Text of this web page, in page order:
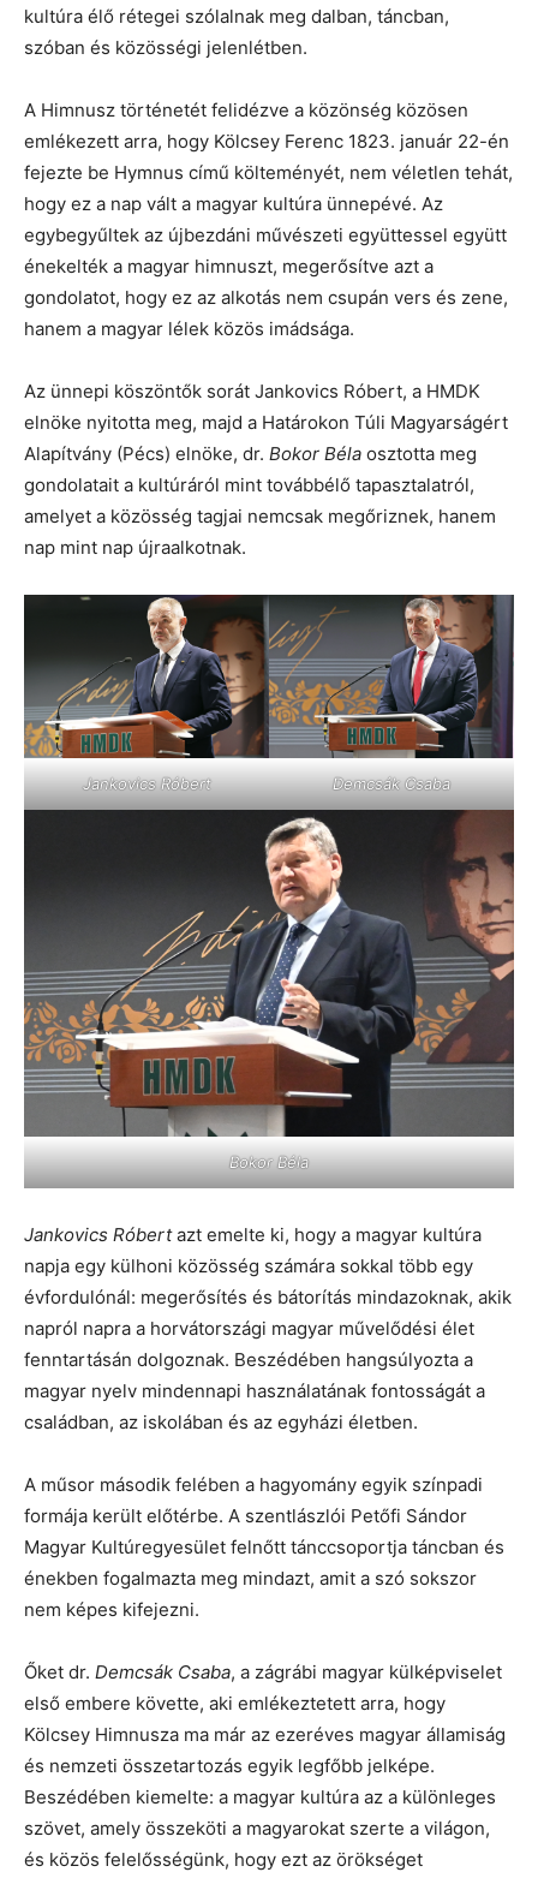
kultúra élő rétegei szólalnak meg dalban, táncban,
szóban és közösségi jelenlétben.
A Himnusz történetét felidézve a közönség közösen
emlékezett arra, hogy Kölcsey Ferenc 1823. január 22-én
fejezte be Hymnus című költeményét, nem véletlen tehát,
hogy ez a nap vált a magyar kultúra ünnepévé. Az
egybegyűltek az újbezdáni művészeti együttessel együtt
énekelték a magyar himnuszt, megerősítve azt a
gondolatot, hogy ez az alkotás nem csupán vers és zene,
hanem a magyar lélek közös imádsága.
Az ünnepi köszöntők sorát Jankovics Róbert, a HMDK
elnöke nyitotta meg, majd a Határokon Túli Magyarságért
Alapítvány (Pécs) elnöke, dr. Bokor Béla osztotta meg
gondolatait a kultúráról mint továbbélő tapasztalatról,
amelyet a közösség tagjai nemcsak megőriznek, hanem
nap mint nap újraalkotnak.
Jankovics Róbert Demcsák Csaba
Bokor Béla
Jankovics Róbertazt emelte ki, hogy a magyar kultúra
napja egy külhoni közösség számára sokkal több egy
évfordulónál: megerősítés és bátorítás mindazoknak, akik
napról napra a horvátországi magyar művelődési élet
fenntartásán dolgoznak. Beszédében hangsúlyozta a
magyar nyelv mindennapi használatának fontosságát a
családban, az iskolában és az egyházi életben.
A műsor második felében a hagyomány egyik színpadi
formája került előtérbe. A szentlászlói Petőfi Sándor
Magyar Kultúregyesület felnőtt tánccsoportja táncban és
énekben fogalmazta meg mindazt, amit a szó sokszor
nem képes kifejezni.
Őket dr. Demcsák Csaba, a zágrábi magyar külképviselet
első embere követte, aki emlékeztetett arra, hogy
Kölcsey Himnusza ma már az ezeréves magyar államiság
és nemzeti összetartozás egyik legfőbb jelképe.
Beszédében kiemelte: a magyar kultúra az a különleges
szövet, amely összeköti a magyarokat szerte a világon,
és közös felelősségünk, hogy ezt az örökséget